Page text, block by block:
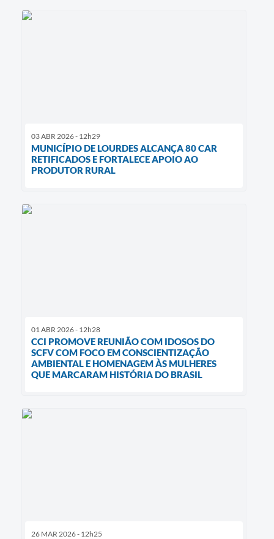
03 ABR 2026 - 12h29
MUNICÍPIO DE LOURDES ALCANÇA 80 CAR
RETIFICADOS E FORTALECE APOIO AO
PRODUTOR RURAL
01 ABR 2026 - 12h28
CCI PROMOVE REUNIÃO COM IDOSOS DO
SCFV COM FOCO EM CONSCIENTIZAÇÃO
AMBIENTAL E HOMENAGEM ÀS MULHERES
QUE MARCARAM HISTÓRIA DO BRASIL
26 MAR 2026 - 12h25